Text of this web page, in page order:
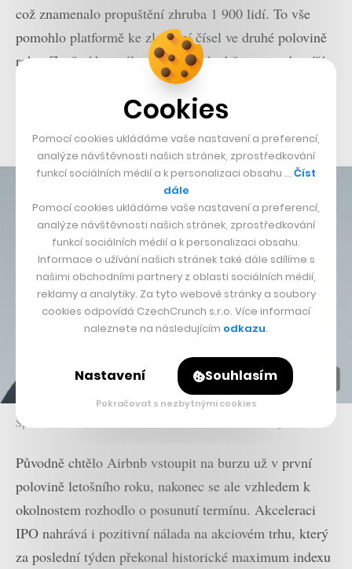
což znamenalo propuštění zhruba 1 900 lidí. To vše
pomohlo platformě ke zlepšení čísel ve druhé polovině
roku. Za třetí kvartál, tedy období od července do září,
hlásí Airbnb obrat ve výši 1,34 miliardy dolarů s 219
miliony v čistém zisku. Jak se ale budou vyvíjet další
měsíce a zda v zisku zůstane, zatím není jasné.
Spoluzakladatel, CEO a komunitní šéf Airbnb Brian Chesky
Původně chtělo Airbnb vstoupit na burzu už v první
polovině letošního roku, nakonec se ale vzhledem k
okolnostem rozhodlo o posunutí termínu. Akceleraci
IPO nahrává i pozitivní nálada na akciovém trhu, který
za poslední týden překonal historické maximum indexu
Cookies
Pomocí cookies ukládáme vaše nastavení a preferencí,
analýze návštěvnosti našich stránek, zprostředkování
funkcí sociálních médií a k personalizaci obsahu … Číst
dále
Pomocí cookies ukládáme vaše nastavení a preferencí,
analýze návštěvnosti našich stránek, zprostředkování
funkcí sociálních médií a k personalizaci obsahu.
Informace o užívání našich stránek také dále sdílíme s
našimi obchodními partnery z oblasti sociálních médií,
reklamy a analytiky. Za tyto webové stránky a soubory
cookies odpovídá CzechCrunch s.r.o. Více informací
naleznete na následujícím odkazu.
Nastavení Souhlasím
Pokračovat s nezbytnými cookies